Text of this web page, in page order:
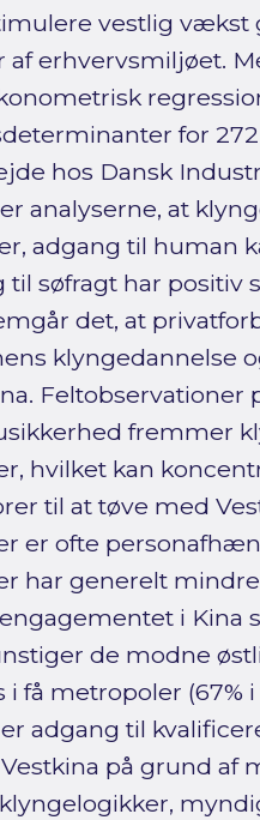
vestlig
af erhvervsmiljøet.
for
hos Dansk
analyserne, at
adgang til human
til søfragt har
det, at
klyngedannelse
Feltobservationer
fremmer
hvilket kan
til at tøve med
er ofte
har generelt
i Kina
de modne
i få metropoler
adgang til
på grund af